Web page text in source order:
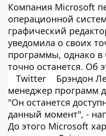
Компания Microsoft
операционной
графический
уведомила о своих
программы, однако
точно останется. Об
Twitter
Брэндон
менеджер программ
"Он останется
данный момент", -
До этого Microsoft